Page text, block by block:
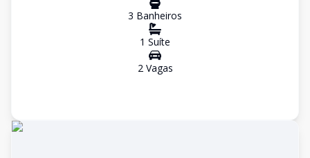
3 Banheiros
1 Suíte
2Vagas